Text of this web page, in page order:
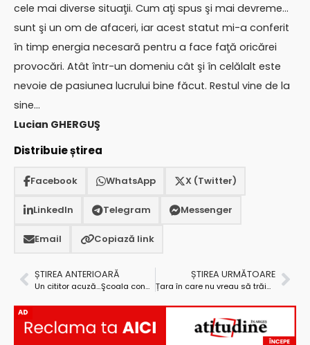
cele mai diverse situaţii. Cum aţi spus şi mai devreme…
sunt şi un om de afaceri, iar acest statut mi-a conferit
în timp energia necesară pentru a face faţă oricărei
provocări. Atât într-un domeniu cât şi în celălalt este
nevoie de pasiunea lucrului bine făcut. Restul vine de la
sine…
Lucian GHERGUŞ
Distribuie știrea
Facebook WhatsApp X (Twitter)
LinkedIn Telegram Messenger
Email Copiază link
ȘTIREA ANTERIOARĂ
Un cititor acuză…Şcoala construită «cu cântec» la Pojorâta-Lereşti alimentează acuzaţii grave
ȘTIREA URMĂTOARE
Țara în care nu vreau să trăiesc
AD